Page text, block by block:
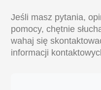
Jeśli masz pytania,
pomocy, chętnie
wahaj się
informacji